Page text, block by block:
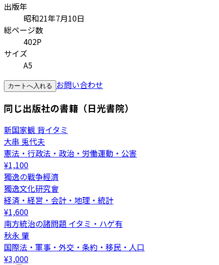
出版年
昭和21年7月10日
総ページ数
402P
サイズ
A5
カートへ入れる お問い合わせ
同じ出版社の書籍（日光書院）
新国家観 背イタミ
大串 兎代夫
憲法・行政法・政治・労働運動・公害
¥1,100
獨逸の戰争經濟
獨逸文化研究會
経済・経営・会計・地理・統計
¥1,600
南方統治の諸問題 イタミ・ハゲ有
秋永 肇
国際法・軍事・外交・条約・移民・人口
¥3,000